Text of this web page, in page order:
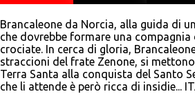
Brancaleone da Norcia, alla guida di
che dovrebbe formare una compagnia
crociate. In cerca di gloria,
straccioni del frate Zenone, si
Terra Santa alla conquista del Santo
che li attende è però ricca di insidie...